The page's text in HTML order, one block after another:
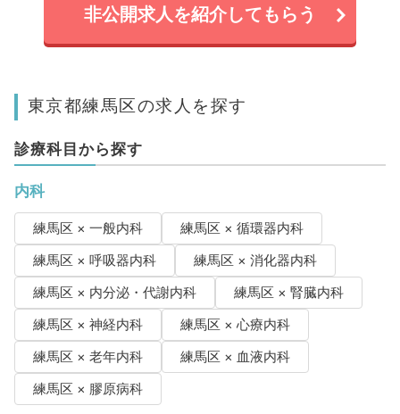
非公開求人を紹介してもらう
東京都練馬区の求人を探す
診療科目から探す
内科
練馬区 × 一般内科
練馬区 × 循環器内科
練馬区 × 呼吸器内科
練馬区 × 消化器内科
練馬区 × 内分泌・代謝内科
練馬区 × 腎臓内科
練馬区 × 神経内科
練馬区 × 心療内科
練馬区 × 老年内科
練馬区 × 血液内科
練馬区 × 膠原病科